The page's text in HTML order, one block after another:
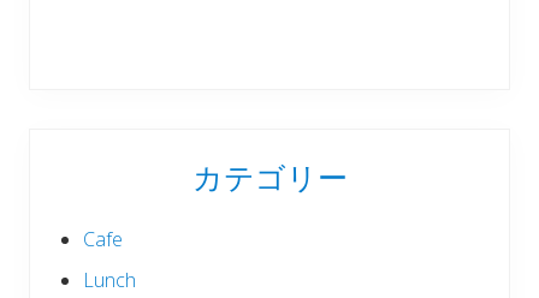
カテゴリー
Cafe
Lunch